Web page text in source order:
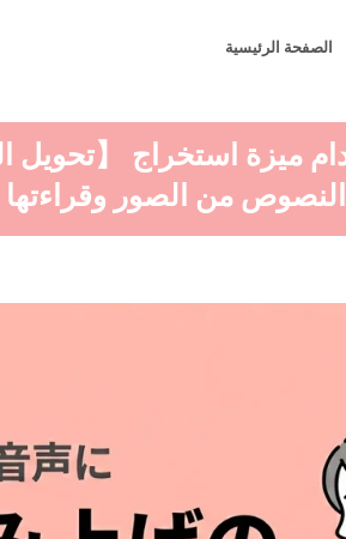
الصفحة الرئيسية
النصوص من الصور وقراءتها